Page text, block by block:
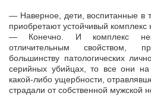
— Наверное, дети, воспитанные в
приобретают устойчивый комплекс
— Конечно. И комплекс
отличительным свойством,
большинству патологических
серийных убийцах, то все они на
какой-либо ущербности,
страдали от собственной мужской